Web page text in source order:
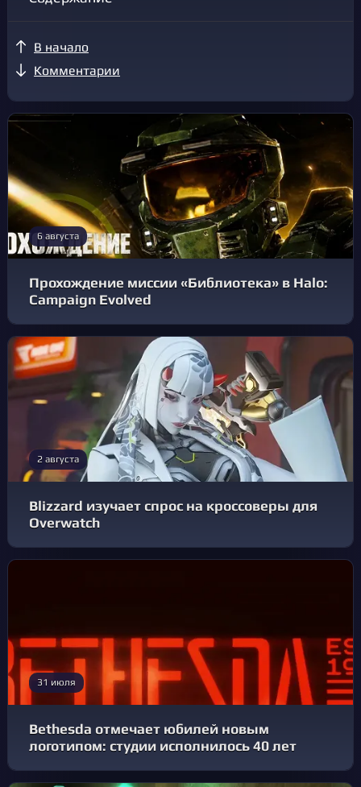
В начало
Комментарии
6 августа
Прохождение миссии «Библиотека» в Halo:
Campaign Evolved
2 августа
Blizzard изучает спрос на кроссоверы для
Overwatch
31 июля
Bethesda отмечает юбилей новым
логотипом: студии исполнилось 40 лет